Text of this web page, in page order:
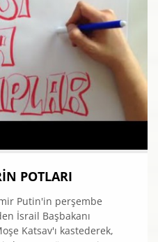
POTLARI
Putin'in perşembe
İsrail Başbakanı
Katsav'ı kastederek,